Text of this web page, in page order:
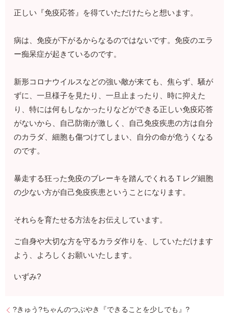
正しい『免疫応答』を得ていただけたらと想います。
病は、免疫が下がるからなるのではないです。免疫のエラ
ー痴呆症が起きているのです。
新形コロナウイルスなどの強い敵が来ても、焦らず、騒が
ずに、一旦様子を見たり、一旦止まったり、時に抑えた
り、特には何もしなかったりなどができる正しい免疫応答
がないから、自己防衛が激しく、自己免疫疾患の方は自分
のカラダ、細胞も傷つけてしまい、自分の命が危うくなる
のです。
暴走する狂った免疫のブレーキを踏んでくれるＴレグ細胞
の少ない方が自己免疫疾患ということになります。
それらを育たせる方法をお伝えしています。
ご自身や大切な方を守るカラダ作りを、していただけます
よう、よろしくお願いいたします。
いずみ?
?きゅう?ちゃんのつぶやき『できることを少しでも』?